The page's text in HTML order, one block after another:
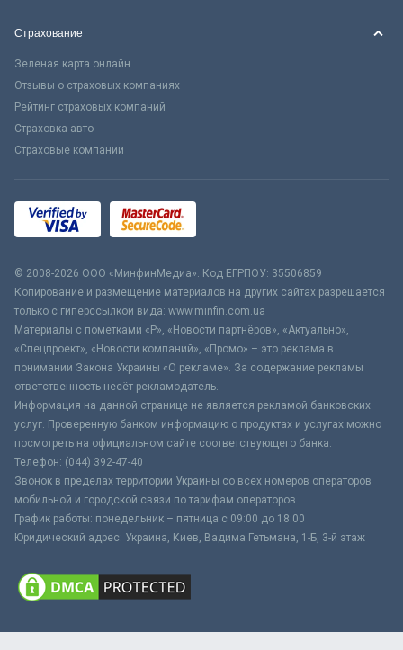
Страхование
Зеленая карта онлайн
Отзывы о страховых компаниях
Рейтинг страховых компаний
Страховка авто
Страховые компании
© 2008-2026 ООО «МинфинМедиа». Код ЕГРПОУ: 35506859
Копирование и размещение материалов на других сайтах разрешается
только с гиперссылкой вида: www.minfin.com.ua
Материалы с пометками «Р», «Новости партнёров», «Актуально»,
«Спецпроект», «Новости компаний», «Промо» – это реклама в
понимании Закона Украины «О рекламе». За содержание рекламы
ответственность несёт рекламодатель.
Информация на данной странице не является рекламой банковских
услуг. Проверенную банком информацию о продуктах и услугах можно
посмотреть на официальном сайте соответствующего банка.
Телефон: (044) 392-47-40
Звонок в пределах территории Украины со всех номеров операторов
мобильной и городской связи по тарифам операторов
График работы: понедельник – пятница с 09:00 до 18:00
Юридический адрес: Украина, Киев, Вадима Гетьмана, 1-Б, 3-й этаж